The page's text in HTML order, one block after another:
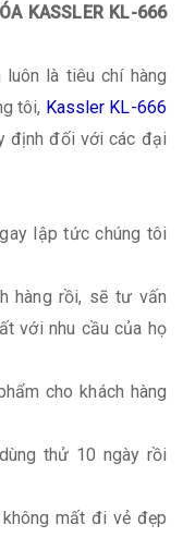
KASSLER KL-666
là tiêu chí hàng
tôi, Kassler KL-666
định đối với các đại
lập tức chúng tôi
hàng rồi, sẽ tư vấn
với nhu cầu của họ
cho khách hàng
thử 10 ngày rồi
mất đi vẻ đẹp